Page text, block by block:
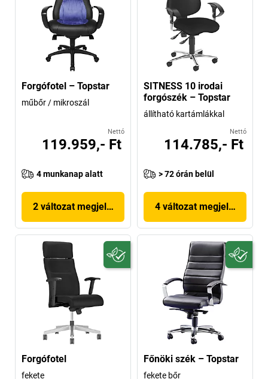
Forgófotel – Topstar
műbőr / mikroszál
Nettó
119.959,- Ft
4 munkanap alatt
2 változat megjelenítése
SITNESS 10 irodai
forgószék – Topstar
állítható kartámlákkal
Nettó
114.785,- Ft
> 72 órán belül
4 változat megjelenítése
Forgófotel
fekete
Főnöki szék – Topstar
fekete bőr